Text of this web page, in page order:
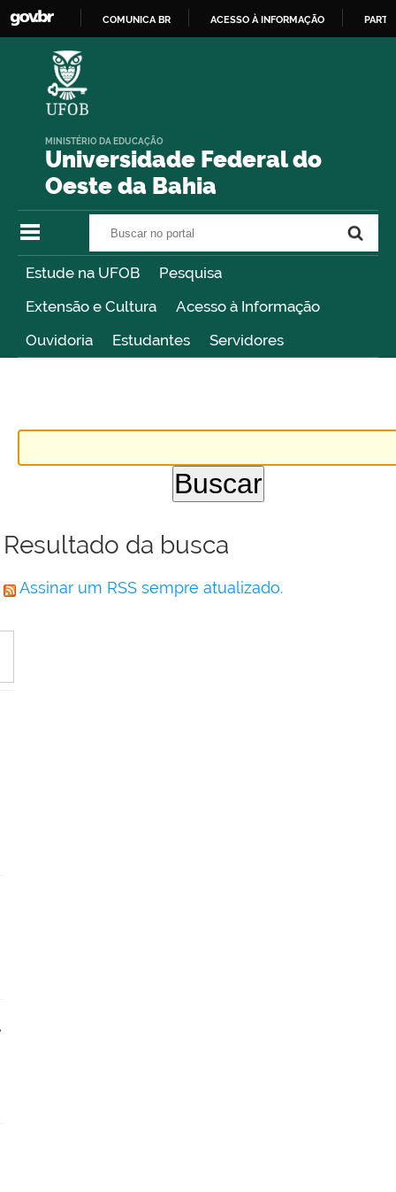
COMUNICA BR ACESSO À INFORMAÇÃO
Universidade Federal do
Oeste da Bahia
MINISTÉRIO DA EDUCAÇÃO
Estude na UFOB
Pesquisa
Extensão e Cultura
Acesso à Informação
Ouvidoria
Estudantes Servidores
Resultado da busca
Assinar um RSS sempre atualizado.